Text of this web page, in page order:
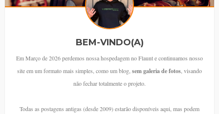
BEM-VINDO(A)
Em Março de 2026 perdemos nossa hospedagem no Flaunt e continuamos nosso
site em um formato mais simples, como um blog, sem galeria de fotos , visando
não fechar totalmente o projeto.
Todas as postagens antigas (desde 2009) estarão disponíveis aqui, mas podem